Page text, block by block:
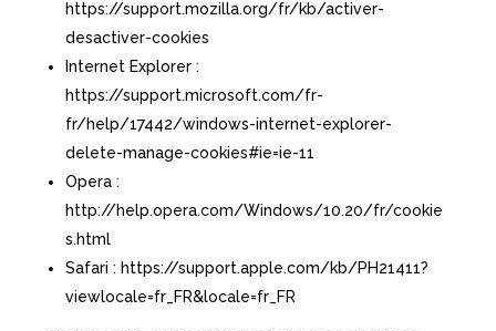
https://support.mozilla.org/fr/kb/activer-
desactiver-cookies
Internet Explorer :
https://support.microsoft.com/fr-
fr/help/17442/windows-internet-explorer-
delete-manage-cookies#ie=ie-11
Opera :
http://help.opera.com/Windows/10.20/fr/cookie
s.html
Safari : https://support.apple.com/kb/PH21411?
viewlocale=fr_FR&locale=fr_FR